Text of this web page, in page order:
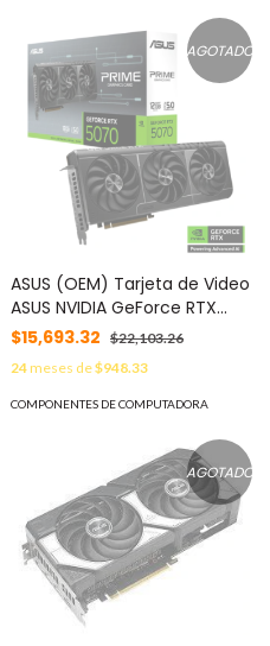
AGOTADO
ASUS (OEM) Tarjeta de Video
ASUS NVIDIA GeForce RTX
5070 OC 12GB 192-bit GDDR7
PCI Express 5.0 MOD: PRIME-
RTX5070-12G
$15,693.32 $22,103.26
24meses de$948.33
COMPONENTES DE COMPUTADORA
AGOTADO